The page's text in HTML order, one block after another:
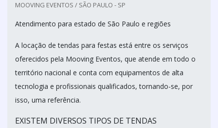
MOOVING EVENTOS / SÃO PAULO - SP
Atendimento para estado de São Paulo e regiões
A locação de tendas para festas está entre os serviços
oferecidos pela Mooving Eventos, que atende em todo o
território nacional e conta com equipamentos de alta
tecnologia e profissionais qualificados, tornando-se, por
isso, uma referência.
EXISTEM DIVERSOS TIPOS DE TENDAS